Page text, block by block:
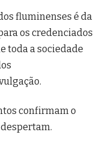
fluminenses é da
os credenciados
toda a sociedade
confirmam o